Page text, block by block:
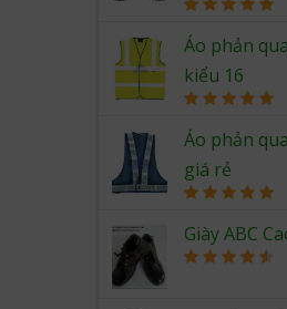
out of 5
Áo phản
kiểu 16
out of 5
Áo phản
giá rẻ
out of 5
Giày ABC